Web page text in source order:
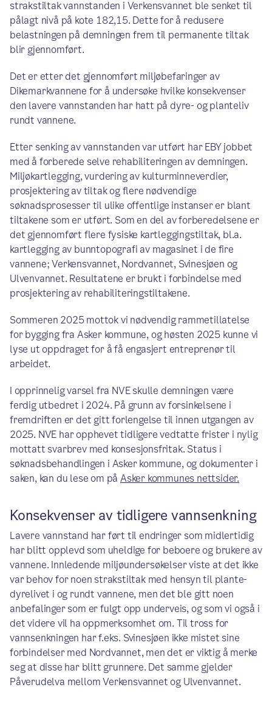
strakstiltak vannstanden i Verkensvannet ble senket til
pålagt nivå på kote 182,15. Dette for å redusere
belastningen på demningen frem til permanente tiltak
blir gjennomført.
Det er etter det gjennomført miljøbefaringer av
Dikemarkvannene for å undersøke hvilke konsekvenser
den lavere vannstanden har hatt på dyre- og planteliv
rundt vannene.
Etter senking av vannstanden var utført har EBY jobbet
med å forberede selve rehabiliteringen av demningen.
Miljøkartlegging, vurdering av kulturminneverdier,
prosjektering av tiltak og flere nødvendige
søknadsprosesser til ulike offentlige instanser er blant
tiltakene som er utført. Som en del av forberedelsene er
det gjennomført flere fysiske kartleggingstiltak, bl.a.
kartlegging av bunntopografi av magasinet i de fire
vannene; Verkensvannet, Nordvannet, Svinesjøen og
Ulvenvannet. Resultatene er brukt i forbindelse med
prosjektering av rehabiliteringstiltakene.
Sommeren 2025 mottok vi nødvendig rammetillatelse
for bygging fra Asker kommune, og høsten 2025 kunne vi
lyse ut oppdraget for å få engasjert entreprenør til
arbeidet.
I opprinnelig varsel fra NVE skulle demningen være
ferdig utbedret i 2024. På grunn av forsinkelsene i
fremdriften er det gitt forlengelse til innen utgangen av
2025. NVE har opphevet tidligere vedtatte frister i nylig
mottatt svarbrev med konsesjonsfritak. Status i
søknadsbehandlingen i Asker kommune, og dokumenter i
saken, kan du lese om påAsker kommunes nettsider.
Konsekvenser av tidligere vannsenkning
Lavere vannstand har ført til endringer som midlertidig
har blitt opplevd som uheldige for beboere og brukere av
vannene. Innledende miljøundersøkelser viste at det ikke
var behov for noen strakstiltak med hensyn til plante-
dyrelivet i og rundt vannene, men det ble gitt noen
anbefalinger som er fulgt opp underveis, og som vi også i
det videre vil ha oppmerksomhet om. Til tross for
vannsenkningen har f.eks. Svinesjøen ikke mistet sine
forbindelser med Nordvannet, men det er viktig å merke
seg at disse har blitt grunnere. Det samme gjelder
Påverudelva mellom Verkensvannet og Ulvenvannet.